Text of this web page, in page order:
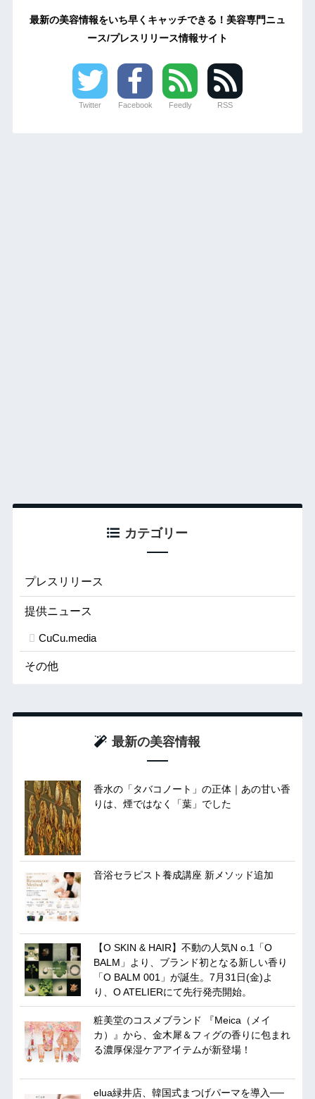
最新の美容情報をいち早くキャッチできる！美容専門ニュ
ース/プレスリリース情報サイト
Twitter Facebook Feedly RSS
カテゴリー
プレスリリース
提供ニュース
CuCu.media
その他
最新の美容情報
香水の「タバコノート」の正体｜あの甘い香
りは、煙ではなく「葉」でした
音浴セラピスト養成講座 新メソッド追加
【O SKIN & HAIR】不動の人気N o.1「O
BALM」より、ブランド初となる新しい香り
「O BALM 001」が誕生。7月31日(金)よ
り、O ATELIERにて先行発売開始。
粧美堂のコスメブランド 『Meica（メイ
カ）』から、金木犀＆フィグの香りに包まれ
る濃厚保湿ケアアイテムが新登場！
elua緑井店、韓国式まつげパーマを導入──